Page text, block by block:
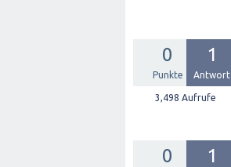
0
Punkte
1
Antwort
3,498 Aufrufe
0 1